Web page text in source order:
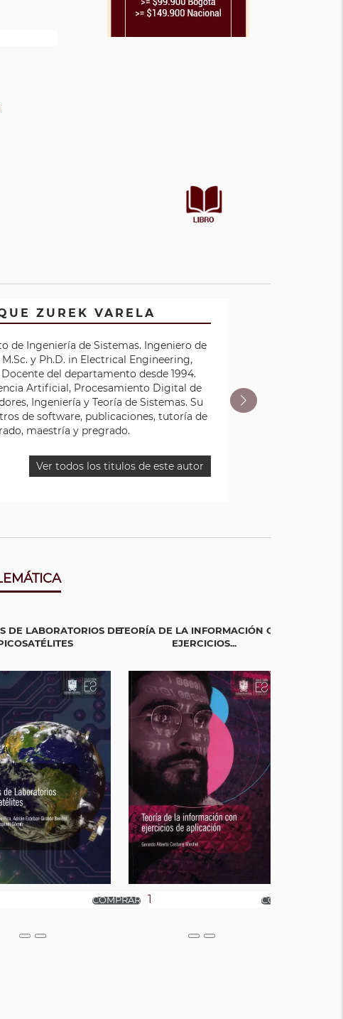
ZUREK VARELA
de Ingeniería de Sistemas. Ingeniero de
y Ph.D. in Electrical Engineering,
del departamento desde 1994.
Artificial, Procesamiento Digital de
Ingeniería y Teoría de Sistemas. Su
de software, publicaciones, tutoría de
maestría y pregrado.
Ver todos los titulos de este autor
Magíster
y ejecución
maestría y
imágenes,
en
de
congresos
DE LABORATORIOS DETEORÍA DE LA INFORMACIÓN CON
EJERCICIOS...